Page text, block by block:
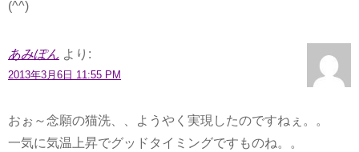
(^^)
あみぽん より:
2013年3月6日 11:55 PM
おぉ～念願の猫洗、、ようやく実現したのですねぇ。。
一気に気温上昇でグッドタイミングですものね。。